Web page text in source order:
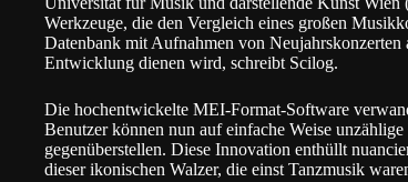
Werkzeuge, die den Vergleich eines großen
Datenbank mit Aufnahmen von
Entwicklung dienen wird, schreibt Scilog.
Die hochentwickelte MEI-Format-Software
Benutzer können nun auf einfache Weise
gegenüberstellen. Diese Innovation enthüllt
dieser ikonischen Walzer, die einst Tanzmusik